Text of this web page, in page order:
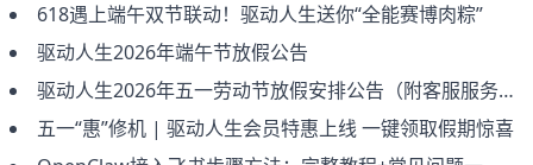
618遇上端午双节联动！驱动人生送你“全能赛博肉粽”
驱动人生2026年端午节放假公告
驱动人生2026年五一劳动节放假安排公告（附客服服务说明）
五一“惠”修机 | 驱动人生会员特惠上线 一键领取假期惊喜